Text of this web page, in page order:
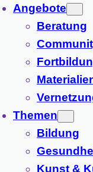
Angebote
Beratung
Themen
Bildung
Kunst &